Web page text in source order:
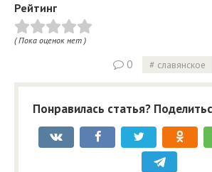
Рейтинг
( Пока оценок нет )
0 славянское
Понравилась статья?